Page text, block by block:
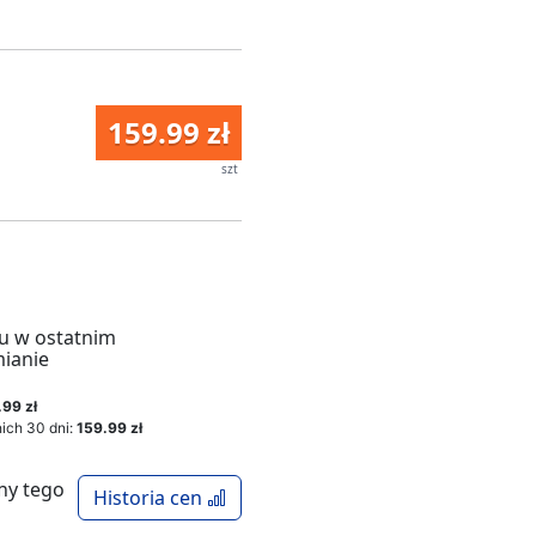
159.99 zł
szt
w ostatnim
zł
30 dni: 159.99 zł
Historia cen
tego